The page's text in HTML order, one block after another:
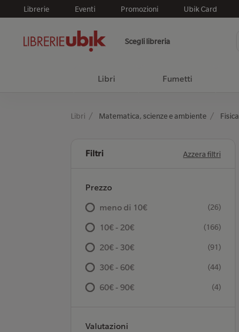
Librerie Eventi Promozioni Ubik Card
Scegli libreria
Libri Fumetti
Libri Matematica, scienze e ambiente Fisica
Filtri Azzera filtri
Prezzo
meno di 10€
(26)
10€ - 20€ (166)
20€ - 30€ (91)
30€ - 60€ (44)
60€ - 90€ (4)
Valutazioni